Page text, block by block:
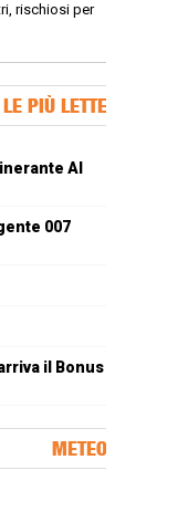
rischiosi per
LE PIÙ LETTE
Al
007
il Bonus
METEO